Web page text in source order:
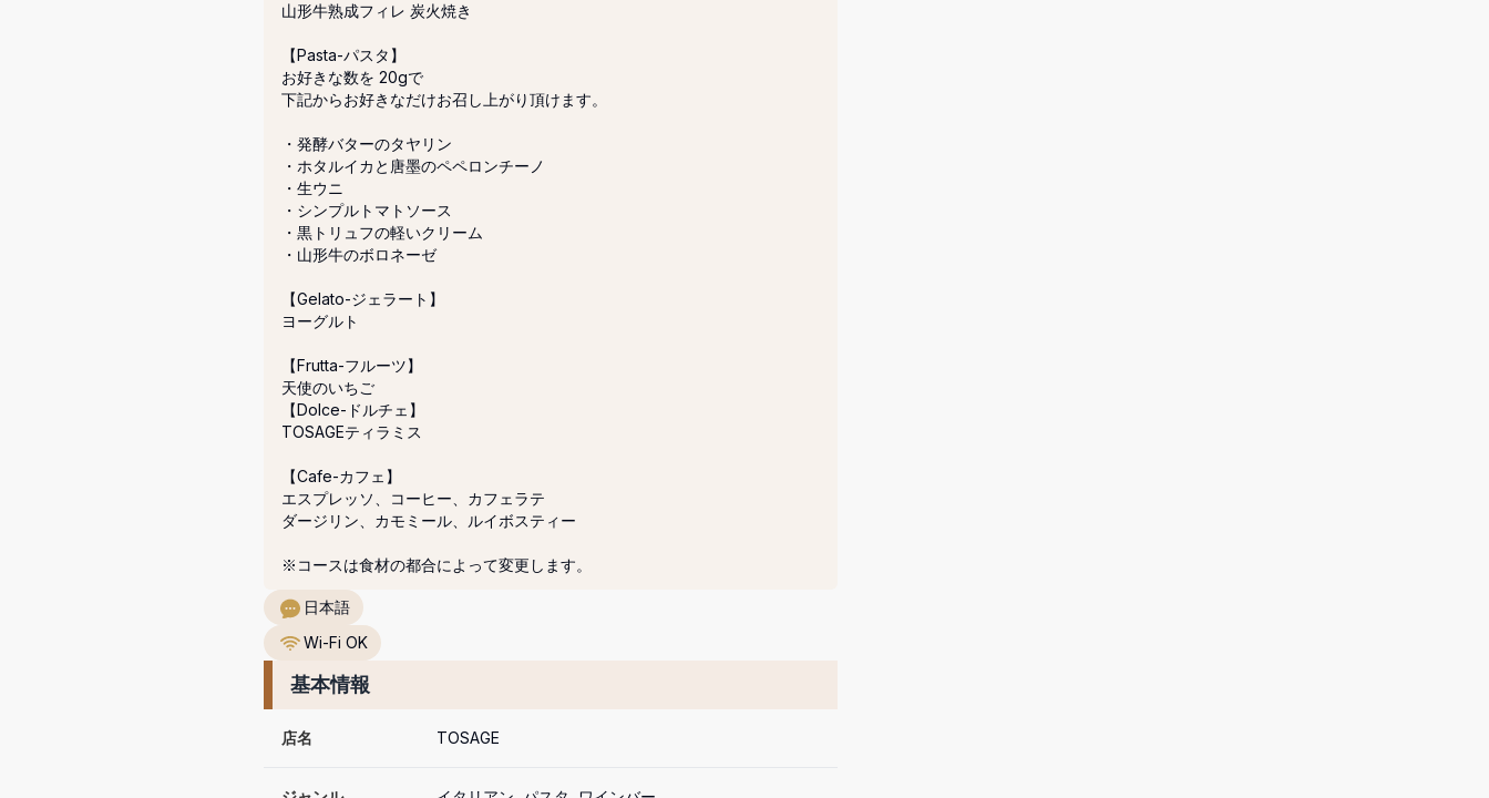
山形牛熟成フィレ 炭火焼き
【Pasta-パスタ】
お好きな数を 20gで
下記からお好きなだけお召し上がり頂けます。
・発酵バターのタヤリン
・ホタルイカと唐墨のペペロンチーノ
・生ウニ
・シンプルトマトソース
・黒トリュフの軽いクリーム
・山形牛のボロネーゼ
【Gelato-ジェラート】
ヨーグルト
【Frutta-フルーツ】
天使のいちご
【Dolce-ドルチェ】
TOSAGEティラミス
【Cafe-カフェ】
エスプレッソ、コーヒー、カフェラテ
ダージリン、カモミール、ルイボスティー
※コースは食材の都合によって変更します。
日本語
Wi-Fi OK
基本情報
店名 TOSAGE